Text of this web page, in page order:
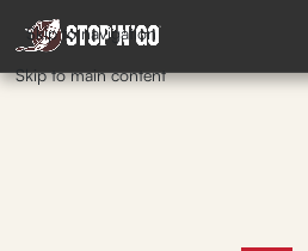
Skip to navigation
Skip to main content